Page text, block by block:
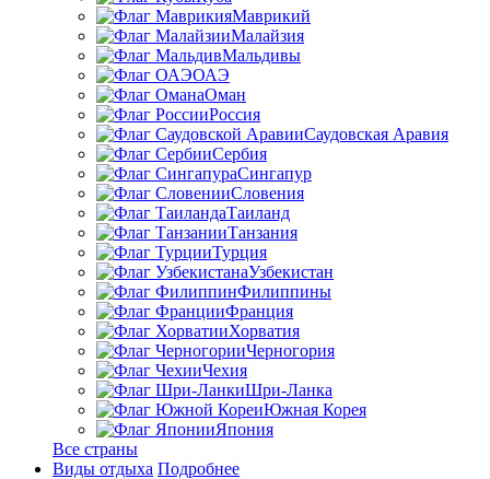
Маврикий
Малайзия
Мальдивы
ОАЭ
Оман
Россия
Саудовская Аравия
Сербия
Сингапур
Словения
Таиланд
Танзания
Турция
Узбекистан
Филиппины
Франция
Хорватия
Черногория
Чехия
Шри-Ланка
Южная Корея
Япония
Все страны
Виды отдыха Подробнее